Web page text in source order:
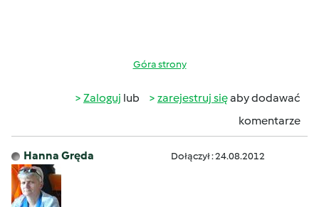
Góra strony
Zaloguj lub zarejestruj sięaby dodawać
komentarze
Hanna Gręda Dołączył : 24.08.2012